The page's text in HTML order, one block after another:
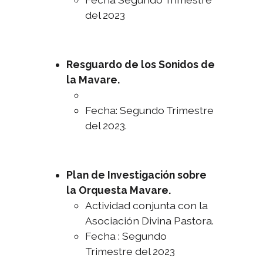
del 2023
Resguardo de los Sonidos de
la Mavare.
Fecha: Segundo Trimestre
del 2023.
Plan de Investigación sobre
la Orquesta Mavare.
Actividad conjunta con la
Asociación Divina Pastora.
Fecha : Segundo
Trimestre del 2023